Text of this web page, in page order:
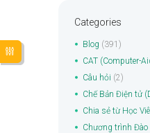
Categories
Blog (391)
CAT (Computer-
Câu hỏi (2)
Chế Bản Điện tử
Chia sẻ từ Học
Chương trình Đào